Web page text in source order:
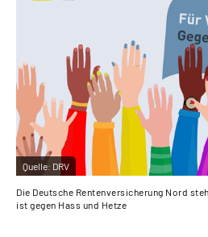
Quelle: DRV
Die Deutsche Rentenversicherung Nord
ist gegen Hass und Hetze